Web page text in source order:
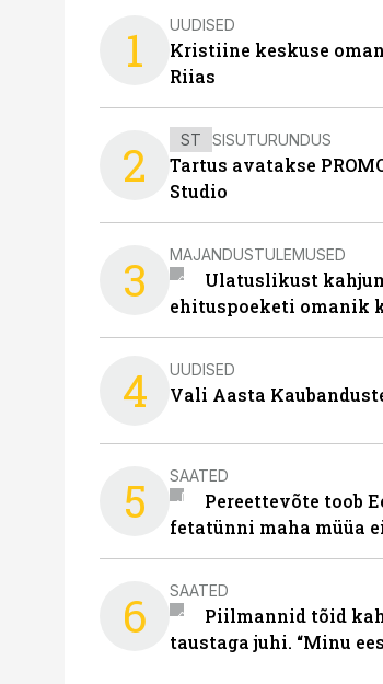
1 UUDISED
Kristiine keskuse
Riias
2 ST SISUTURUNDUS
Tartus avatakse
Studio
3 MAJANDUSTULEMUSED
Ulatuslikust
ehituspoeketi omanik
4 UUDISED
Vali Aasta
5 SAATED
Pereettevõte toob
fetatünni maha müüa
6 SAATED
Piilmannid tõid
taustaga juhi. “Minu